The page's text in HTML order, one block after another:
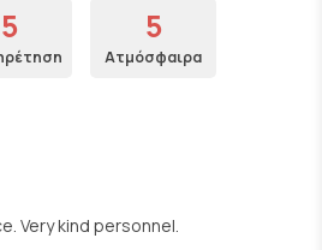
5 5
Ατμόσφαιρα
Very kind personnel.